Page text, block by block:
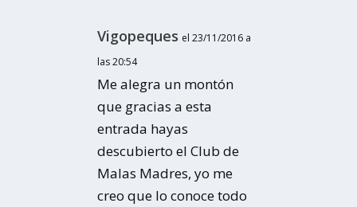
Vigopeques el 23/11/2016 a
las 20:54
Me alegra un montón
que gracias a esta
entrada hayas
descubierto el Club de
Malas Madres, yo me
creo que lo conoce todo